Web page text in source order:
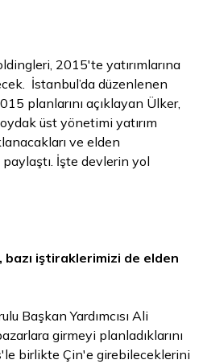
2015'te yatırımlarına
İstanbul’da düzenlenen
planlarını açıklayan Ülker,
üst yönetimi yatırım
ve elden
İşte devlerin yol
iştiraklerimizi de elden
Başkan Yardımcısı Ali
girmeyi planladıklarını
birlikte Çin'e girebileceklerini